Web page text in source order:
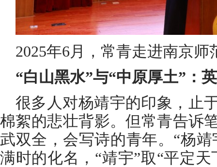
2025年6月，常青走进南京师
“白山黑水”与“中原厚土”：
很多人对杨靖宇的印象，止
棉絮的悲壮背影。但常青告诉
武双全，会写诗的青年。“杨
满时的化名，“靖宇”取“平定